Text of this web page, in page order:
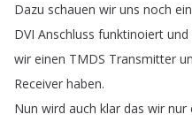
Dazu schauen wir uns noch
DVI Anschluss funktinoiert und
wir einen TMDS Transmitter
Receiver haben.
Nun wird auch klar das wir nur